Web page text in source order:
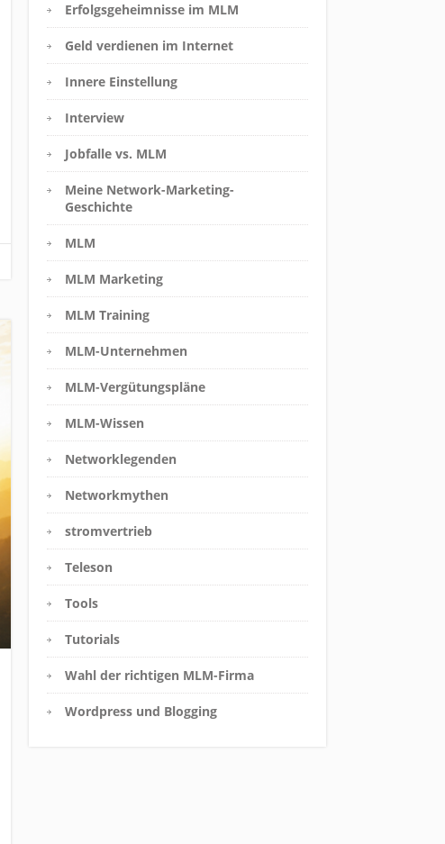
Erfolgsgeheimnisse im MLM
Geld verdienen im Internet
Innere Einstellung
Interview
Jobfalle vs. MLM
Meine Network-Marketing-
Geschichte
MLM
MLM Marketing
MLM Training
MLM-Unternehmen
MLM-Vergütungspläne
MLM-Wissen
Networklegenden
Networkmythen
stromvertrieb
Teleson
Tools
Tutorials
Wahl der richtigen MLM-Firma
Wordpress und Blogging